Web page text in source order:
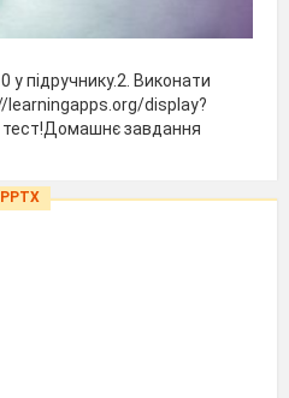
підручнику.2. Виконати
learningapps.org/display?
завдання
PPTX